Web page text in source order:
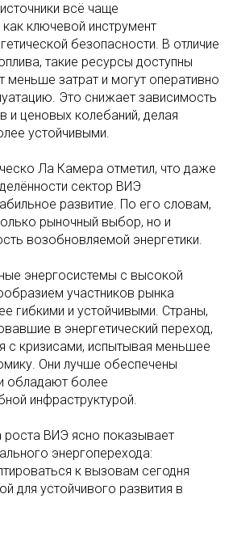
всё чаще
ключевой инструмент
безопасности. В отличие
такие ресурсы доступны
меньше затрат и могут оперативно
Это снижает зависимость
и ценовых колебаний, делая
устойчивыми.
Ла Камера отметил, что даже
сектор ВИЭ
развитие. По его словам,
рыночный выбор, но и
возобновляемой энергетики.
энергосистемы с высокой
участников рынка
гибкими и устойчивыми. Страны,
в энергетический переход,
с кризисами, испытывая меньшее
Они лучше обеспечены
обладают более
инфраструктурой.
роста ВИЭ ясно показывает
энергоперехода:
к вызовам сегодня
для устойчивого развития в